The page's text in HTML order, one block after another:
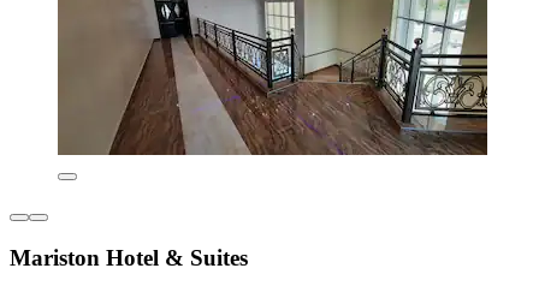
Mariston Hotel & Suites